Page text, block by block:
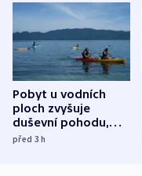
Pobyt u vodních
ploch zvyšuje
duševní pohodu,
ukázala
před 3h